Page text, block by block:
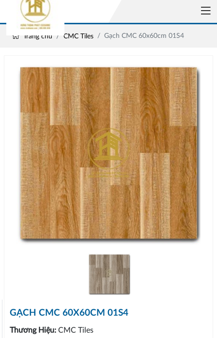
Trang chủ CMC Tiles Gạch CMC 60x60cm 01S4
GẠCH CMC 60X60CM 01S4
Thương Hiệu: CMC Tiles